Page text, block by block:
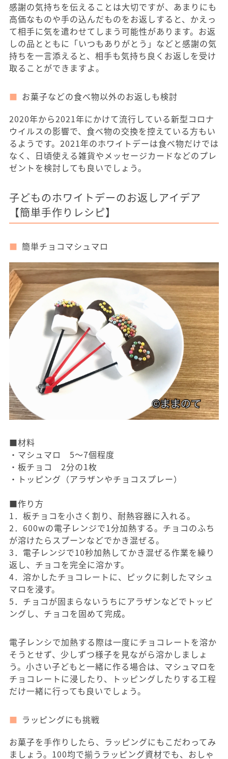
感謝の気持ちを伝えることは大切ですが、あまりにも
高価なものや手の込んだものをお返しすると、かえっ
て相手に気を遣わせてしまう可能性があります。お返
しの品とともに「いつもありがとう」などと感謝の気
持ちを一言添えると、相手も気持ち良くお返しを受け
取ることができますよ。
お菓子などの食べ物以外のお返しも検討
2020年から2021年にかけて流行している新型コロナ
ウイルスの影響で、食べ物の交換を控えている方もい
るようです。2021年のホワイトデーは食べ物だけでは
なく、日頃使える雑貨やメッセージカードなどのプレ
ゼントを検討しても良いでしょう。
子どものホワイトデーのお返しアイデア
【簡単手作りレシピ】
簡単チョコマシュマロ
■材料
・マシュマロ 5～7個程度
・板チョコ 2分の1枚
・トッピング（アラザンやチョコスプレー）
■作り方
1．板チョコを小さく割り、耐熱容器に入れる。
2．600wの電子レンジで1分加熱する。チョコのふち
が溶けたらスプーンなどでかき混ぜる。
3．電子レンジで10秒加熱してかき混ぜる作業を繰り
返し、チョコを完全に溶かす。
4．溶かしたチョコレートに、ピックに刺したマシュ
マロを浸す。
5．チョコが固まらないうちにアラザンなどでトッピ
ングし、チョコを固めて完成。
電子レンシで加熱する際は一度にチョコレートを溶か
そうとせず、少しずつ様子を見ながら溶かしましょ
う。小さい子どもと一緒に作る場合は、マシュマロを
チョコレートに浸したり、トッピングしたりする工程
だけ一緒に行っても良いでしょう。
ラッピングにも挑戦
お菓子を手作りしたら、ラッピングにもこだわってみ
ましょう。100均で揃うラッピング資材でも、おしゃ